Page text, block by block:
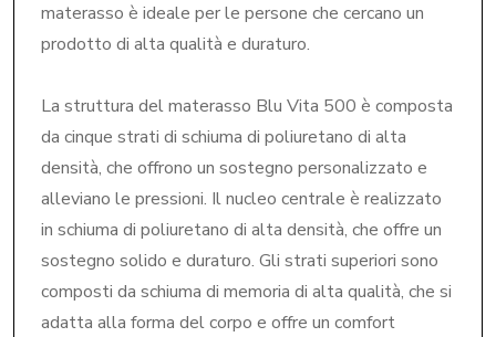
materasso è ideale per le persone che cercano un
prodotto di alta qualità e duraturo.
La struttura del materasso Blu Vita 500 è composta
da cinque strati di schiuma di poliuretano di alta
densità, che offrono un sostegno personalizzato e
alleviano le pressioni. Il nucleo centrale è realizzato
in schiuma di poliuretano di alta densità, che offre un
sostegno solido e duraturo. Gli strati superiori sono
composti da schiuma di memoria di alta qualità, che si
adatta alla forma del corpo e offre un comfort